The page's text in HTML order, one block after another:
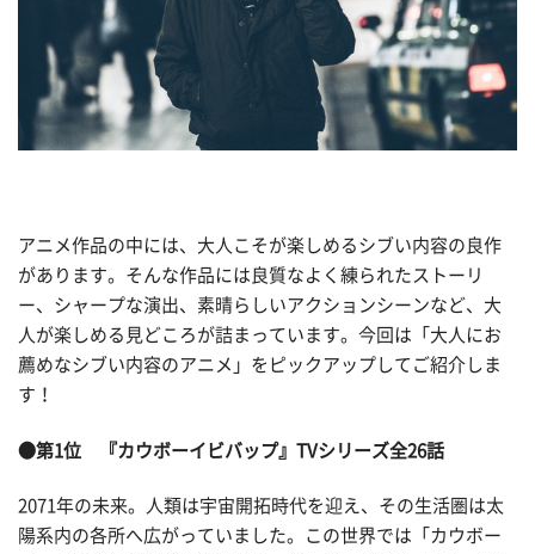
アニメ作品の中には、大人こそが楽しめるシブい内容の良作
があります。そんな作品には良質なよく練られたストーリ
ー、シャープな演出、素晴らしいアクションシーンなど、大
人が楽しめる見どころが詰まっています。今回は「大人にお
薦めなシブい内容のアニメ」をピックアップしてご紹介しま
す！
●第1位 『カウボーイビバップ』TVシリーズ全26話
2071年の未来。人類は宇宙開拓時代を迎え、その生活圏は太
陽系内の各所へ広がっていました。この世界では「カウボー